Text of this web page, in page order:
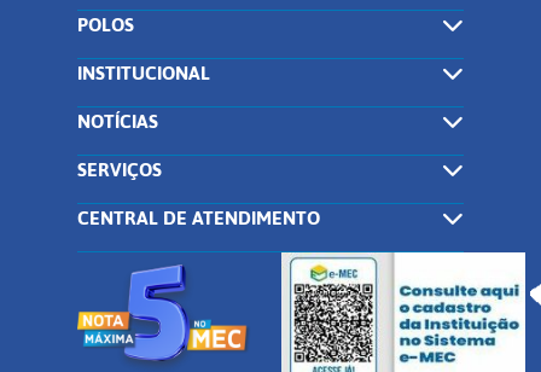
POLOS
INSTITUCIONAL
NOTÍCIAS
SERVIÇOS
CENTRAL DE ATENDIMENTO